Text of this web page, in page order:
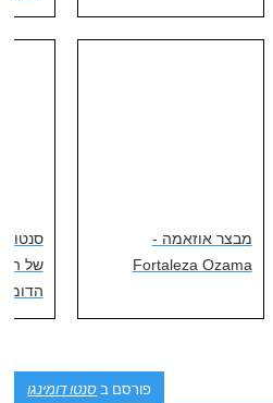
מבצר אוזאמה -
Fortaleza Ozama
סנטו
של
פורסם בסנטו דומינגו